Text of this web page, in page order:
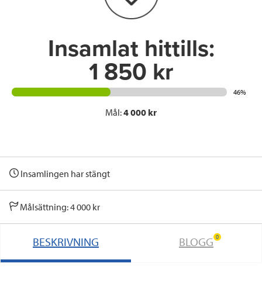
n
Insamlat hittills:
1 850 kr
46%
Mål:4 000 kr
Insamlingen har stängt
Målsättning: 4 000 kr
BESKRIVNING BLOGG 0